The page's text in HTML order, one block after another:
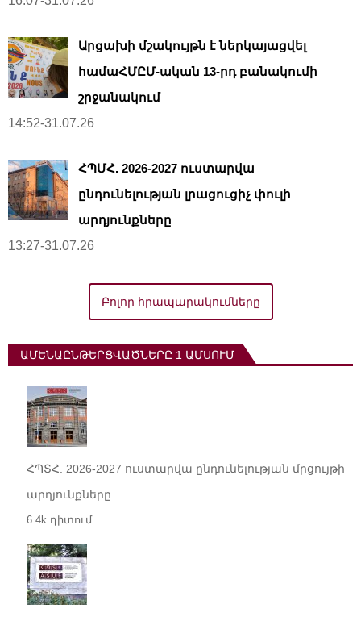
Արցախի մշակույթն է ներկայացվել
համաՀՄԸՄ-ական 13-րդ բանակումի
շրջանակում
14:52-31.07.26
ՀՊՄՀ. 2026-2027 ուստարվա
ընդունելության լրացուցիչ փուլի
արդյունքները
13:27-31.07.26
Բոլոր հրապարակումները
ԱՄԵՆԱԸՆԹԵՐՑՎԱԾՆԵՐԸ 1 ԱՄՍՈՒՄ
ՀՊՏՀ. 2026-2027 ուստարվա ընդունելության մրցույթի
արդյունքները
6.4k դիտում